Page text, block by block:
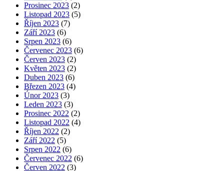
Prosinec 2023 (2)
Listopad 2023 (5)
Říjen 2023 (7)
Září 2023 (6)
Srpen 2023 (6)
Červenec 2023 (6)
Červen 2023 (2)
Květen 2023 (2)
Duben 2023 (6)
Březen 2023 (4)
Únor 2023 (3)
Leden 2023 (3)
Prosinec 2022 (2)
Listopad 2022 (4)
Říjen 2022 (2)
Září 2022 (5)
Srpen 2022 (6)
Červenec 2022 (6)
Červen 2022 (3)